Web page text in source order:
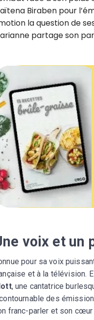
Biraben pour
la question de
partage son
voix et un
pour sa voix
et à la télévision.
, une cantatrice
des
franc-parler et son cœur